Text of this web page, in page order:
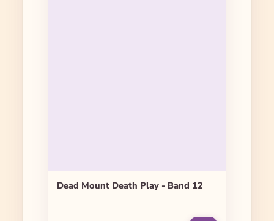
Dead Mount Death Play - Band 12